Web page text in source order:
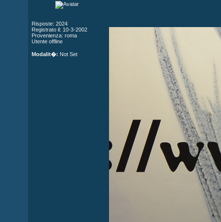
Risposte: 2024
Registrato il: 10-3-2002
Provenienza: roma
Utente offline
Modalit�: Not Set